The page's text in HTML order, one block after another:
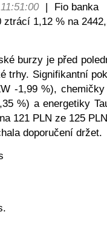
|
Fio banka
ztrácí 1,12 % na
burzy je před
trhy. Signifikantní
-1,99 %),
%) a energetiky
121 PLN ze 125
doporučení držet.